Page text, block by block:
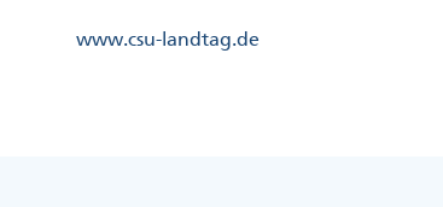
Kopfzeile
www.csu-landtag.de